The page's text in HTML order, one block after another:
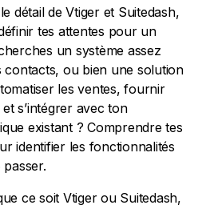
détail de Vtiger et Suitedash,
tes attentes pour un
un système assez
contacts, ou bien une solution
les ventes, fournir
s’intégrer avec ton
existant ? Comprendre tes
identifier les fonctionnalités
ce soit Vtiger ou Suitedash,